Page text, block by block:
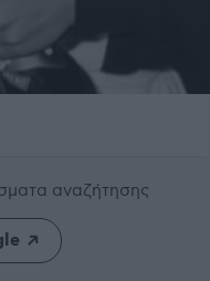
αναζήτησης